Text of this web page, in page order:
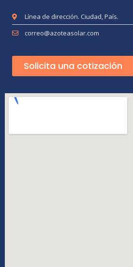
Línea de dirección. Ciudad, País.
correo@azoteasolar.com
Solicita una cotización